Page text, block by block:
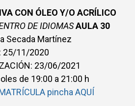
CON ÓLEO Y/O ACRÍLICO
DE IDIOMASAULA 30
Secada Martínez
25/11/2020
23/06/2021
de 19:00 a 21:00 h
pincha AQUÍ